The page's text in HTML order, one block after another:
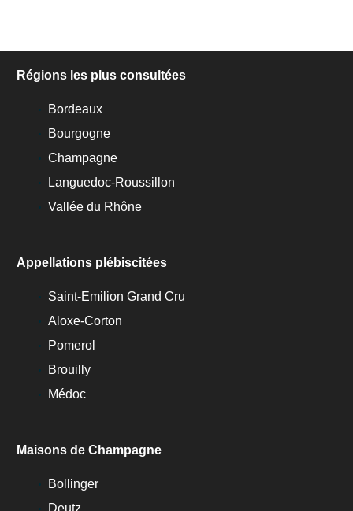
Régions les plus consultées
Bordeaux
Bourgogne
Champagne
Languedoc-Roussillon
Vallée du Rhône
Appellations plébiscitées
Saint-Emilion Grand Cru
Aloxe-Corton
Pomerol
Brouilly
Médoc
Maisons de Champagne
Bollinger
Deutz